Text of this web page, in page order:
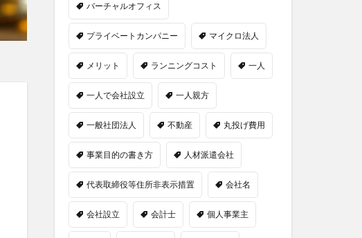
バーチャルオフィス
プライベートカンパニー マイクロ法人
メリット ランニングコスト 一人
一人で会社設立 一人親方
一般社団法人 不動産 丸投げ費用
事業目的の書き方 人材派遣会社
代表取締役等住所非表示措置 会社名
会社設立 会計士 個人事業主